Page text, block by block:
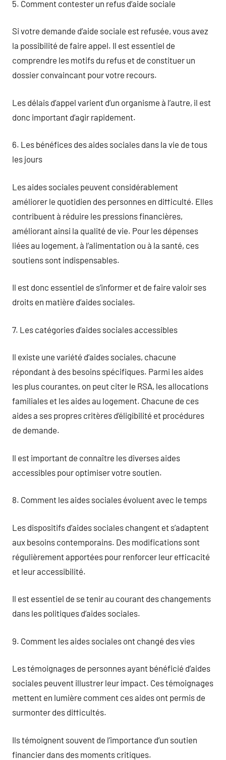
5. Comment contester un refus d’aide sociale
Si votre demande d’aide sociale est refusée, vous avez
la possibilité de faire appel. Il est essentiel de
comprendre les motifs du refus et de constituer un
dossier convaincant pour votre recours.
Les délais d’appel varient d’un organisme à l’autre, il est
donc important d’agir rapidement.
6. Les bénéfices des aides sociales dans la vie de tous
les jours
Les aides sociales peuvent considérablement
améliorer le quotidien des personnes en difficulté. Elles
contribuent à réduire les pressions financières,
améliorant ainsi la qualité de vie. Pour les dépenses
liées au logement, à l’alimentation ou à la santé, ces
soutiens sont indispensables.
Il est donc essentiel de s’informer et de faire valoir ses
droits en matière d’aides sociales.
7. Les catégories d’aides sociales accessibles
Il existe une variété d’aides sociales, chacune
répondant à des besoins spécifiques. Parmi les aides
les plus courantes, on peut citer le RSA, les allocations
familiales et les aides au logement. Chacune de ces
aides a ses propres critères d’éligibilité et procédures
de demande.
Il est important de connaître les diverses aides
accessibles pour optimiser votre soutien.
8. Comment les aides sociales évoluent avec le temps
Les dispositifs d’aides sociales changent et s’adaptent
aux besoins contemporains. Des modifications sont
régulièrement apportées pour renforcer leur efficacité
et leur accessibilité.
Il est essentiel de se tenir au courant des changements
dans les politiques d’aides sociales.
9. Comment les aides sociales ont changé des vies
Les témoignages de personnes ayant bénéficié d’aides
sociales peuvent illustrer leur impact. Ces témoignages
mettent en lumière comment ces aides ont permis de
surmonter des difficultés.
Ils témoignent souvent de l’importance d’un soutien
financier dans des moments critiques.